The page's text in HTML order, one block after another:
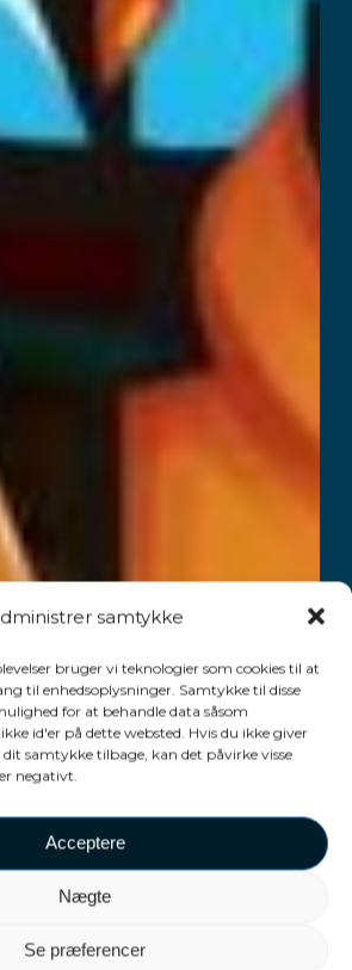
samtykke
bruger vi teknologier som cookies til at
til enhedsoplysninger. Samtykke til disse
for at behandle data såsom
id'er på dette websted. Hvis du ikke giver
samtykke tilbage, kan det påvirke visse
negativt.
Acceptere
Nægte
Se præferencer